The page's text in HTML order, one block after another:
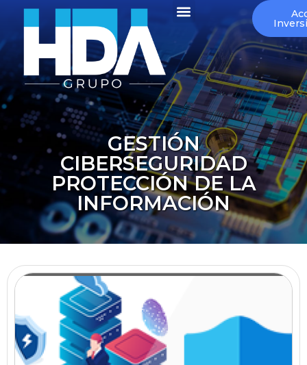
contenido
Menu
GESTIÓN
CIBERSEGURIDAD
PROTECCIÓN DE LA
INFORMACIÓN